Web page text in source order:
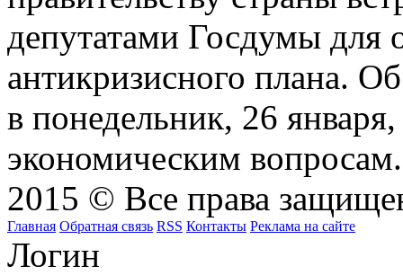
депутатами Госдумы для
антикризисного плана. Об
в понедельник, 26
экономическим вопросам.
2015 © Все права
Главная Обратная связь RSS Контакты Реклама на сайте
Логин